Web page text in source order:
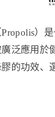
）
泛應用於
的功效、